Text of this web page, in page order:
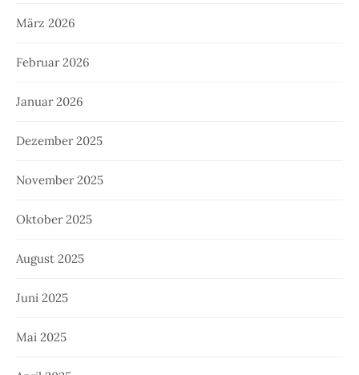
März 2026
Februar 2026
Januar 2026
Dezember 2025
November 2025
Oktober 2025
August 2025
Juni 2025
Mai 2025